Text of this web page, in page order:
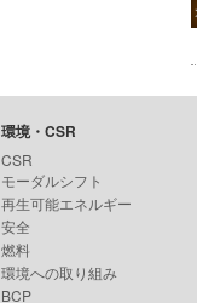
環境・CSR
CSR
モーダルシフト
再生可能エネルギー
安全
燃料
環境への取り組み
BCP